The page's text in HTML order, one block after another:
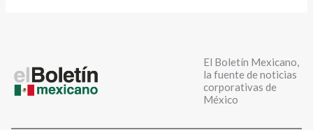
El Boletín Mexicano,
la fuente de noticias
corporativas de
México